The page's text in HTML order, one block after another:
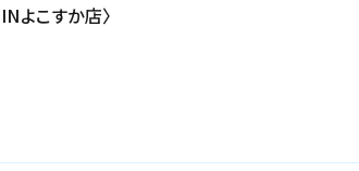
よこすか店〉